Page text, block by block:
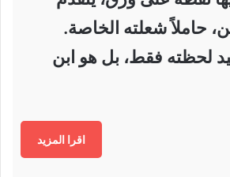
حاملاً شعلته الخاصة.
لحظته فقط، بل هو ابن
اقرا المزيد